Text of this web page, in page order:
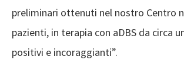
preliminari ottenuti nel nostro Centro
pazienti, in terapia con aDBS da circa
positivi e incoraggianti”.